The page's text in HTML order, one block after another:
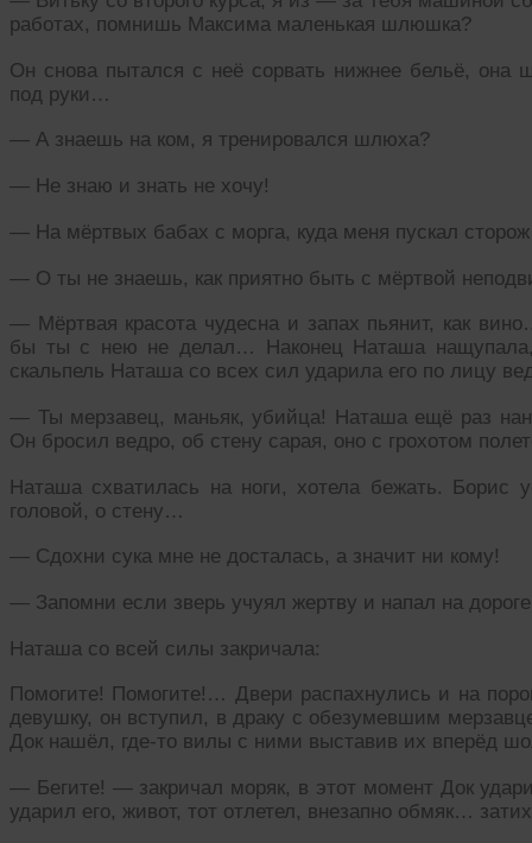
работах, помнишь Максима маленькая шлюшка?
Он снова пытался с неё сорвать нижнее бельё, она
под руки…
— А знаешь на ком, я тренировался шлюха?
— Не знаю и знать не хочу!
— На мёртвых бабах с морга, куда меня пускал
— О ты не знаешь, как приятно быть с мёртвой
— Мёртвая красота чудесна и запах пьянит, как
бы ты с нею не делал… Наконец Наташа нащупала,
скальпель Наташа со всех сил ударила его по лицу
— Ты мерзавец, маньяк, убийца! Наташа ещё раз
Он бросил ведро, об стену сарая, оно с грохотом
Наташа схватилась на ноги, хотела бежать. Борис
головой, о стену…
— Сдохни сука мне не досталась, а значит ни кому!
— Запомни если зверь учуял жертву и напал на
Наташа со всей силы закричала:
Помогите! Помогите!… Двери распахнулись и на
девушку, он вступил, в драку с обезумевшим
Док нашёл, где-то вилы с ними выставив их вперёд
— Бегите! — закричал моряк, в этот момент Док
ударил его, живот, тот отлетел, внезапно обмяк…